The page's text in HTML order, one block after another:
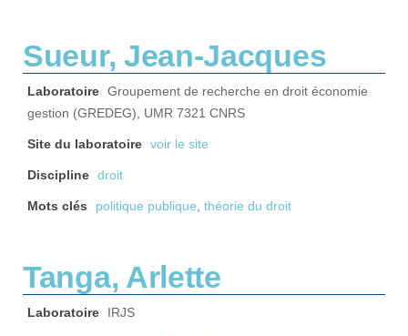
Sueur, Jean-Jacques
Laboratoire Groupement de recherche en droit économie
gestion (GREDEG), UMR 7321 CNRS
Site du laboratoire voir le site
Discipline droit
Mots clés politique publique, théorie du droit
Tanga, Arlette
Laboratoire IRJS